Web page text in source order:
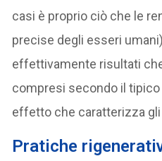
casi è proprio ciò che le
precise degli esseri
effettivamente risultati
compresi secondo il
effetto che caratterizza
Pratiche